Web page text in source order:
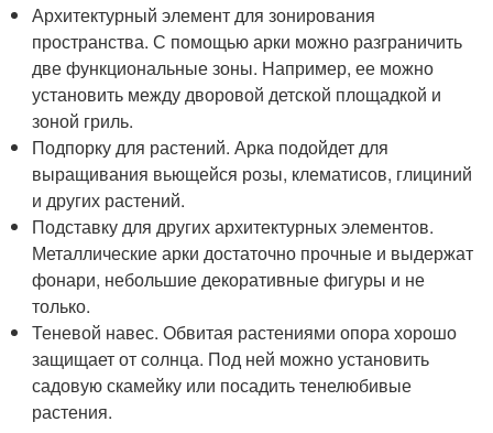
Архитектурный элемент для зонирования
пространства. С помощью арки можно разграничить
две функциональные зоны. Например, ее можно
установить между дворовой детской площадкой и
зоной гриль.
Подпорку для растений. Арка подойдет для
выращивания вьющейся розы, клематисов, глициний
и других растений.
Подставку для других архитектурных элементов.
Металлические арки достаточно прочные и выдержат
фонари, небольшие декоративные фигуры и не
только.
Теневой навес. Обвитая растениями опора хорошо
защищает от солнца. Под ней можно установить
садовую скамейку или посадить тенелюбивые
растения.